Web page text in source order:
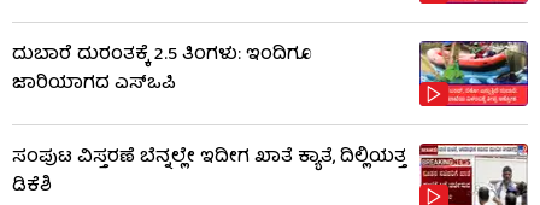
ದುಬಾರೆ ದುರಂತಕ್ಕೆ 2.5 ತಿಂಗಳು: ಇಂದಿಗೂ
ಜಾರಿಯಾಗದ ಎಸ್‌ಒಪಿ
ಸಂಪುಟ ವಿಸ್ತರಣೆ ಬೆನ್ನಲ್ಲೇ ಇದೀಗ ಖಾತೆ ಕ್ಯಾತೆ, ದಿಲ್ಲಿಯತ್ತ
ಡಿಕೆಶಿ